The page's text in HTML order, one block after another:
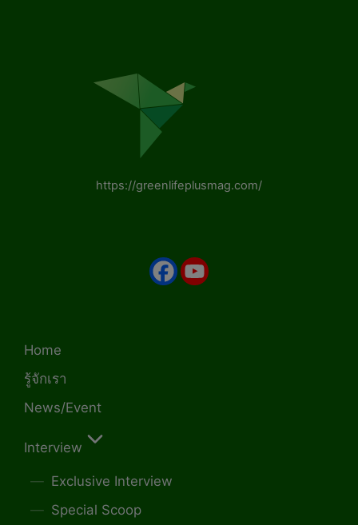
https://greenlifeplusmag.com/
Home
รู้จักเรา
News/Event
Interview
Exclusive Interview
Special Scoop